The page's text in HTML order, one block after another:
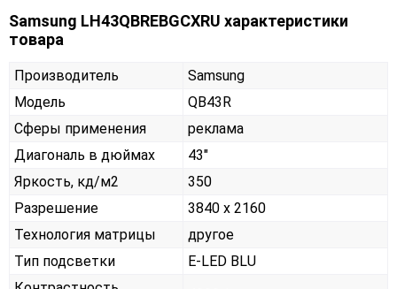
Samsung LH43QBREBGCXRU характеристики
товара
Производитель
Samsung
Модель
QB43R
Сферы применения
реклама
Диагональ в дюймах
43"
Яркость, кд/м2
350
Разрешение
3840 x 2160
Технология матрицы
другое
Тип подсветки
E-LED BLU